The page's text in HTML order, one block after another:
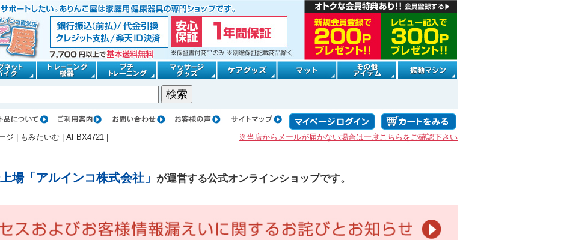
ジ もみたいむ AFBX4721 ※当店からメールが届かない場合は一度こちらをご確認下さい
場「アルインコ株式会社」 が運営する公式オンラインショップです。